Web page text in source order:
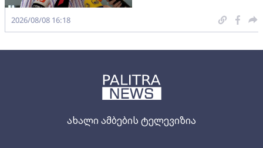
ახალი ამბების ტელევიზია
2026/08/08 16:18